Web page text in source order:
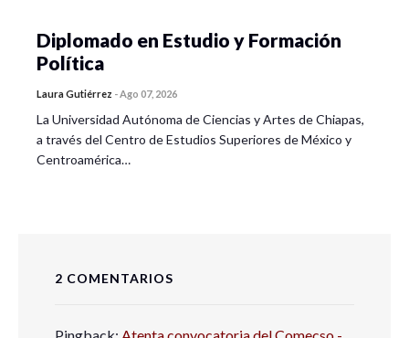
Diplomado en Estudio y Formación
Política
Laura Gutiérrez -Ago 07, 2026
La Universidad Autónoma de Ciencias y Artes de Chiapas,
a través del Centro de Estudios Superiores de México y
Centroamérica…
2 COMENTARIOS